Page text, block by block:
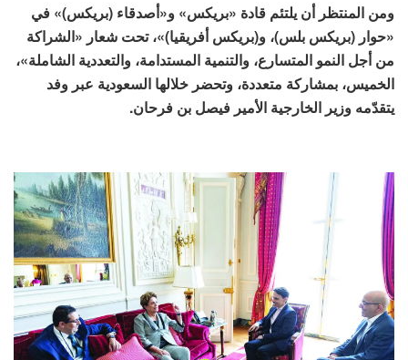
ومن المنتظر أن يلتئم قادة «بريكس» و«أصدقاء (بريكس)» في
«حوار (بريكس بلس)، و(بريكس أفريقيا)»، تحت شعار «الشراكة
من أجل النمو المتسارع، والتنمية المستدامة، والتعددية الشاملة»،
الخميس، بمشاركة متعددة، وتحضر خلالها السعودية عبر وفد
يتقدّمه وزير الخارجية الأمير فيصل بن فرحان.